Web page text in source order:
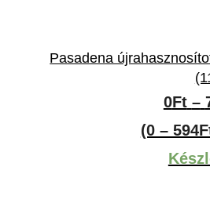
Pasadena
0Ft –
(0 –